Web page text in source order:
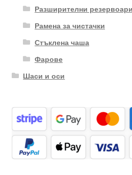
Разширителни резервоари
Рамена за чистачки
Стъклена чаша
Фарове
Шаси и оси